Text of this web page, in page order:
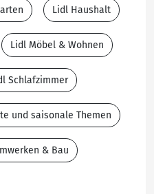
Lidl Haushalt
Lidl Möbel & Wohnen
Schlafzimmer
und saisonale Themen
& Bau